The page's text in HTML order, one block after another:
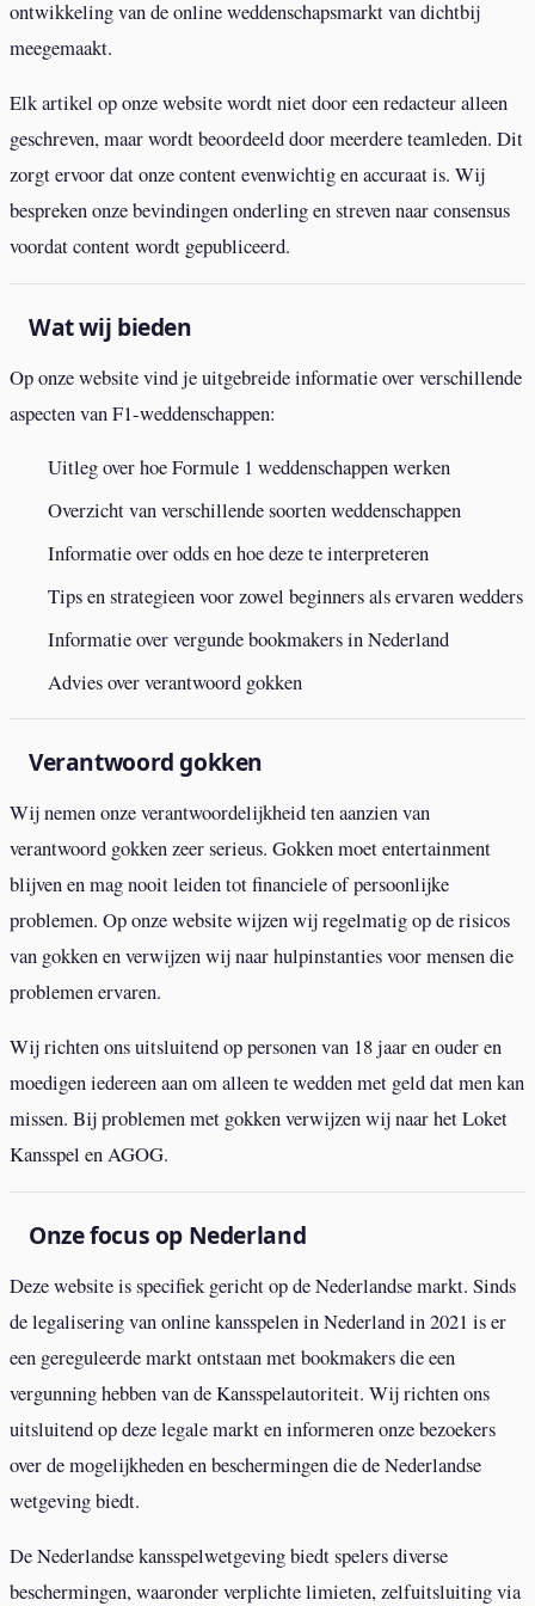
ontwikkeling van de online weddenschapsmarkt van dichtbij
meegemaakt.
Elk artikel op onze website wordt niet door een redacteur alleen
geschreven, maar wordt beoordeeld door meerdere teamleden. Dit
zorgt ervoor dat onze content evenwichtig en accuraat is. Wij
bespreken onze bevindingen onderling en streven naar consensus
voordat content wordt gepubliceerd.
Wat wij bieden
Op onze website vind je uitgebreide informatie over verschillende
aspecten van F1-weddenschappen:
Uitleg over hoe Formule 1 weddenschappen werken
Overzicht van verschillende soorten weddenschappen
Informatie over odds en hoe deze te interpreteren
Tips en strategieen voor zowel beginners als ervaren wedders
Informatie over vergunde bookmakers in Nederland
Advies over verantwoord gokken
Verantwoord gokken
Wij nemen onze verantwoordelijkheid ten aanzien van
verantwoord gokken zeer serieus. Gokken moet entertainment
blijven en mag nooit leiden tot financiele of persoonlijke
problemen. Op onze website wijzen wij regelmatig op de risicos
van gokken en verwijzen wij naar hulpinstanties voor mensen die
problemen ervaren.
Wij richten ons uitsluitend op personen van 18 jaar en ouder en
moedigen iedereen aan om alleen te wedden met geld dat men kan
missen. Bij problemen met gokken verwijzen wij naar het Loket
Kansspel en AGOG.
Onze focus op Nederland
Deze website is specifiek gericht op de Nederlandse markt. Sinds
de legalisering van online kansspelen in Nederland in 2021 is er
een gereguleerde markt ontstaan met bookmakers die een
vergunning hebben van de Kansspelautoriteit. Wij richten ons
uitsluitend op deze legale markt en informeren onze bezoekers
over de mogelijkheden en beschermingen die de Nederlandse
wetgeving biedt.
De Nederlandse kansspelwetgeving biedt spelers diverse
beschermingen, waaronder verplichte limieten, zelfuitsluiting via